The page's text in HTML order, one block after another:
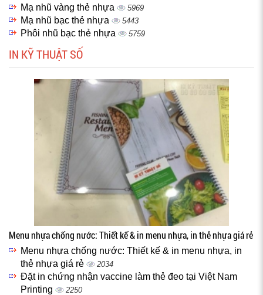
Mạ nhũ vàng thẻ nhựa 5969
Mạ nhũ bạc thẻ nhựa 5443
Phôi nhũ bạc thẻ nhựa 5759
IN KỸ THUẬT SỐ
Menu nhựa chống nước: Thiết kế & in menu nhựa, in thẻ nhựa giá rẻ
Menu nhựa chống nước: Thiết kế & in menu nhựa, in
thẻ nhựa giá rẻ
2034
Đặt in chứng nhận vaccine làm thẻ đeo tại Việt Nam
Printing
2250